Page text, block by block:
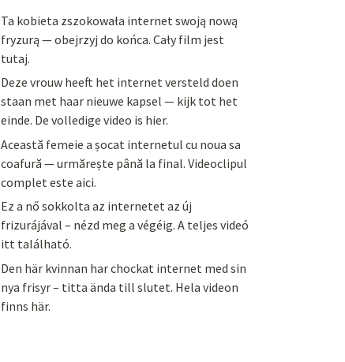
Ta kobieta zszokowała internet swoją nową
fryzurą — obejrzyj do końca. Cały film jest
tutaj.
Deze vrouw heeft het internet versteld doen
staan met haar nieuwe kapsel — kijk tot het
einde. De volledige video is hier.
Această femeie a șocat internetul cu noua sa
coafură — urmărește până la final. Videoclipul
complet este aici.
Ez a nő sokkolta az internetet az új
frizurájával – nézd meg a végéig. A teljes videó
itt található.
Den här kvinnan har chockat internet med sin
nya frisyr – titta ända till slutet. Hela videon
finns här.